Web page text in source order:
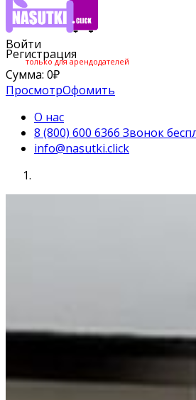
Войти
Регистрация
только для арендодателей
Сумма: 0₽
ПросмотрОфомить
О нас
8 (800) 600 6366 Звонок
info@nasutki.click